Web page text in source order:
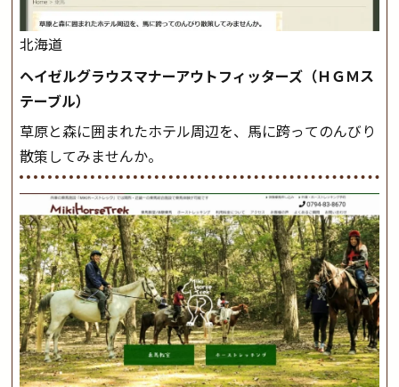
北海道
ヘイゼルグラウスマナーアウトフィッターズ（ＨＧＭス
テーブル）
草原と森に囲まれたホテル周辺を、馬に跨ってのんびり
散策してみませんか。